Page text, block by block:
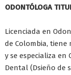
ODONTÓLOGA
Licenciada en
de Colombia, tiene
y se especializa
Dental (Dsieño de